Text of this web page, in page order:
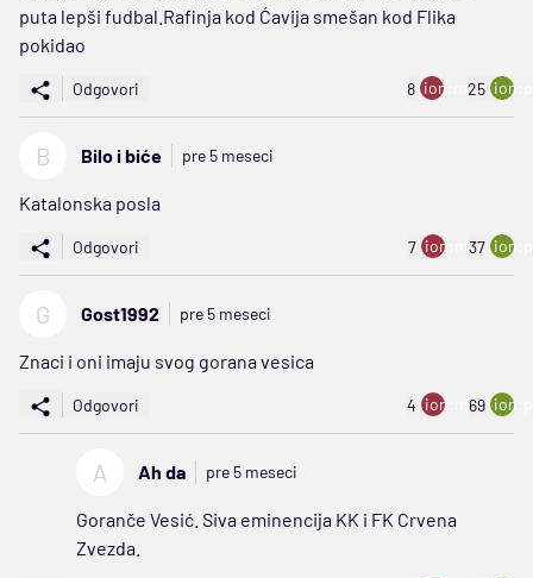
puta lepši fudbal.Rafinja kod Ćavija smešan kod Flika
pokidao
Odgovori 8 ion:minus
25
B Bilo i biće pre 5 meseci
Katalonska posla
Odgovori 7 ion:minus
37
G Gost1992 pre 5 meseci
Znaci i oni imaju svog gorana vesica
Odgovori 4 ion:minus
69
A Ah da pre 5 meseci
Goranče Vesić. Siva eminencija KK i FK Crvena
Zvezda.